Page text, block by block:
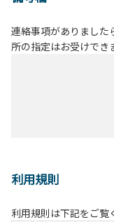
連絡事項がありまし
所の指定はお受けでき
利用規則
利用規則は下記をご覧